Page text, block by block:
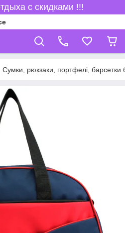
с скидками !!!
Сумки, рюкзаки, портфелі, барсетки